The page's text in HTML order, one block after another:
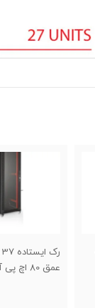
عمق 60 اچ پی آسیا